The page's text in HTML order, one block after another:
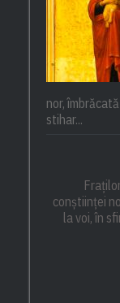
nor,
stihar...
conștiinței
la voi, în